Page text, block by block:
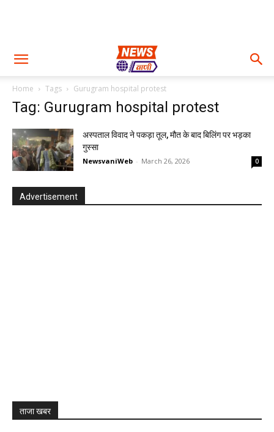
Home Tags Gurugram hospital protest
Tag: Gurugram hospital protest
अस्पताल विवाद ने पकड़ा तूल, मौत के बाद बिलिंग पर भड़का
गुस्सा
NewsvaniWeb - March 26, 2026 0
Advertisement
ताजा खबर